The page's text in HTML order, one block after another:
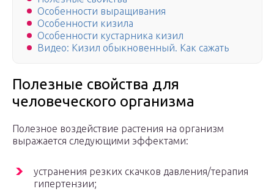
Особенности выращивания
Особенности кизила
Особенности кустарника кизил
Видео: Кизил обыкновенный. Как сажать
Полезные свойства для
человеческого организма
Полезное воздействие растения на организм
выражается следующими эффектами:
устранения резких скачков давления/терапия
гипертензии;